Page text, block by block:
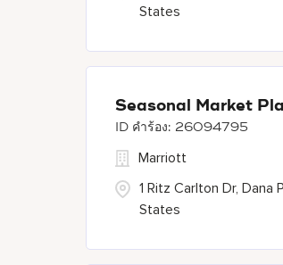
States
Seasonal Market
26094795
1 Ritz Carlton Dr, Dana
States
Marriott